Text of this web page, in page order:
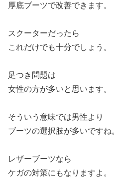
厚底ブーツで改善できます。
スクーターだったら
これだけでも十分でしょう。
足つき問題は
女性の方が多いと思います。
そういう意味では男性より
ブーツの選択肢が多いですね
レザーブーツなら
ケガの対策にもなりますよ。